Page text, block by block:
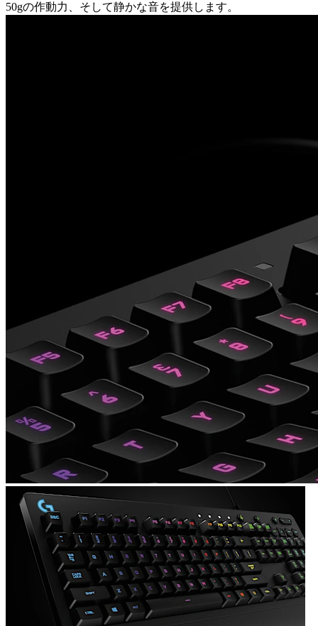
50gの作動力、そして静かな音を提供します。